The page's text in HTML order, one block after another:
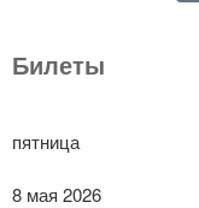
Билеты
пятница
8 мая 2026